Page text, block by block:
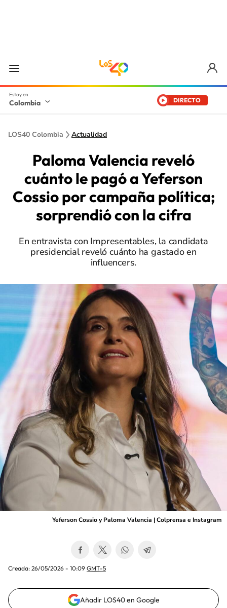
Colombia DIRECTO
LOS40 Colombia Actualidad
Paloma Valencia reveló
cuánto le pagó a Yeferson
Cossio por campaña política;
sorprendió con la cifra
En entravista con Impresentables, la candidata
presidencial reveló cuánto ha gastado en
influencers.
Yeferson Cossio y Paloma Valencia | Colprensa e Instagram
Creada: 26/05/2026 - 10:09 GMT-5
Añadir LOS40 en Google